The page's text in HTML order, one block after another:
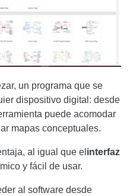
un programa que se
dispositivo digital: desde
puede acomodar
mapas conceptuales.
al igual que el interfaz
y fácil de usar.
al software desde